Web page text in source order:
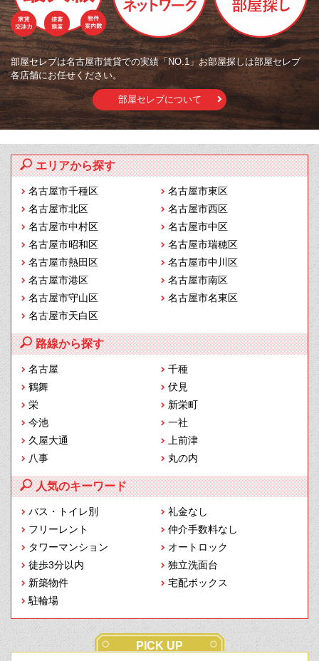
部屋セレブは名古屋市賃貸での実績「NO.1」お部屋探しは部屋セレブ
各店舗にお任せください。
部屋セレブについて
エリアから探す
名古屋市千種区
名古屋市東区
名古屋市北区
名古屋市西区
名古屋市中村区
名古屋市中区
名古屋市昭和区
名古屋市瑞穂区
名古屋市熱田区
名古屋市中川区
名古屋市港区
名古屋市南区
名古屋市守山区
名古屋市名東区
名古屋市天白区
路線から探す
名古屋
千種
鶴舞
伏見
栄
新栄町
今池
一社
久屋大通
上前津
八事
丸の内
人気のキーワード
バス・トイレ別
礼金なし
フリーレント
仲介手数料なし
タワーマンション
オートロック
徒歩3分以内
独立洗面台
新築物件
宅配ボックス
駐輪場
PICK UP